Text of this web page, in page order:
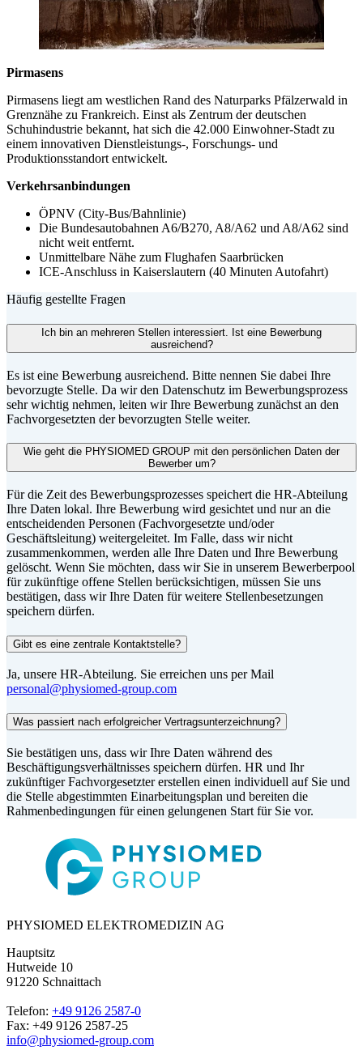
Pirmasens
Pirmasens liegt am westlichen Rand des Naturparks Pfälzerwald in
Grenznähe zu Frankreich. Einst als Zentrum der deutschen
Schuhindustrie bekannt, hat sich die 42.000 Einwohner-Stadt zu
einem innovativen Dienstleistungs-, Forschungs- und
Produktionsstandort entwickelt.
Verkehrsanbindungen
ÖPNV (City-Bus/Bahnlinie)
Die Bundesautobahnen A6/B270, A8/A62 und A8/A62 sind
nicht weit entfernt.
Unmittelbare Nähe zum Flughafen Saarbrücken
ICE-Anschluss in Kaiserslautern (40 Minuten Autofahrt)
Häufig gestellte Fragen
Ich bin an mehreren Stellen interessiert. Ist eine Bewerbung
ausreichend?
Es ist eine Bewerbung ausreichend. Bitte nennen Sie dabei Ihre
bevorzugte Stelle. Da wir den Datenschutz im Bewerbungsprozess
sehr wichtig nehmen, leiten wir Ihre Bewerbung zunächst an den
Fachvorgesetzten der bevorzugten Stelle weiter.
Wie geht die PHYSIOMED GROUP mit den persönlichen Daten der
Bewerber um?
Für die Zeit des Bewerbungsprozesses speichert die HR-Abteilung
Ihre Daten lokal. Ihre Bewerbung wird gesichtet und nur an die
entscheidenden Personen (Fachvorgesetzte und/oder
Geschäftsleitung) weitergeleitet. Im Falle, dass wir nicht
zusammenkommen, werden alle Ihre Daten und Ihre Bewerbung
gelöscht. Wenn Sie möchten, dass wir Sie in unserem Bewerberpool
für zukünftige offene Stellen berücksichtigen, müssen Sie uns
bestätigen, dass wir Ihre Daten für weitere Stellenbesetzungen
speichern dürfen.
Gibt es eine zentrale Kontaktstelle?
Ja, unsere HR-Abteilung. Sie erreichen uns per Mail
personal@physiomed-group.com
Was passiert nach erfolgreicher Vertragsunterzeichnung?
Sie bestätigen uns, dass wir Ihre Daten während des
Beschäftigungsverhältnisses speichern dürfen. HR und Ihr
zukünftiger Fachvorgesetzter erstellen einen individuell auf Sie und
die Stelle abgestimmten Einarbeitungsplan und bereiten die
Rahmenbedingungen für einen gelungenen Start für Sie vor.
PHYSIOMED ELEKTROMEDIZIN AG
Hauptsitz
Hutweide 10
91220 Schnaittach
Telefon: +49 9126 2587-0
Fax: +49 9126 2587-25
info@physiomed-group.com